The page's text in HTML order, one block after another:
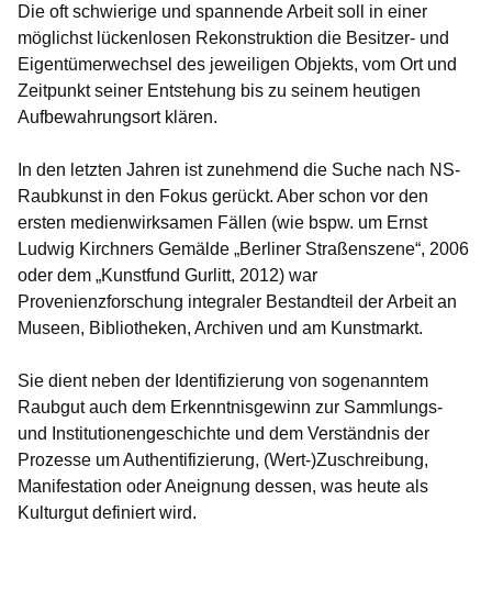
Die oft schwierige und spannende Arbeit soll in einer
möglichst lückenlosen Rekonstruktion die Besitzer- und
Eigentümerwechsel des jeweiligen Objekts, vom Ort und
Zeitpunkt seiner Entstehung bis zu seinem heutigen
Aufbewahrungsort klären.
In den letzten Jahren ist zunehmend die Suche nach NS-
Raubkunst in den Fokus gerückt. Aber schon vor den
ersten medienwirksamen Fällen (wie bspw. um Ernst
Ludwig Kirchners Gemälde „Berliner Straßenszene“, 2006
oder dem „Kunstfund Gurlitt, 2012) war
Provenienzforschung integraler Bestandteil der Arbeit an
Museen, Bibliotheken, Archiven und am Kunstmarkt.
Sie dient neben der Identifizierung von sogenanntem
Raubgut auch dem Erkenntnisgewinn zur Sammlungs-
und Institutionengeschichte und dem Verständnis der
Prozesse um Authentifizierung, (Wert-)Zuschreibung,
Manifestation oder Aneignung dessen, was heute als
Kulturgut definiert wird.